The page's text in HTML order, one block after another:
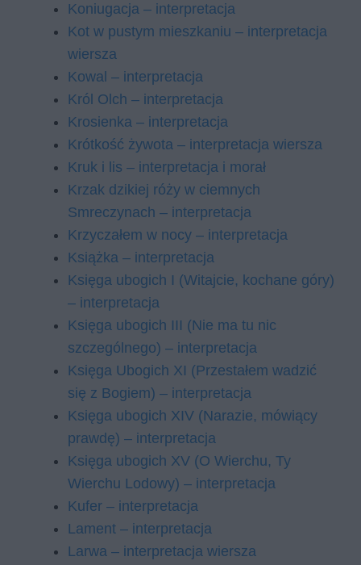
Koniugacja – interpretacja
Kot w pu­stym miesz­ka­niu – interpretacja
wiersza
Kowal – interpretacja
Król Olch – interpretacja
Krosienka – interpretacja
Krótkość żywota – interpretacja wiersza
Kruk i lis – interpretacja i morał
Krzak dzikiej róży w ciemnych
Smreczynach – interpretacja
Krzyczałem w nocy – interpretacja
Książka – interpretacja
Księga ubogich I (Wi­taj­cie, ko­cha­ne góry)
– interpretacja
Księga ubogich III (Nie ma tu nic
szczególnego) – interpretacja
Księga Ubogich XI (Przestałem wadzić
się z Bogiem) – interpretacja
Księga ubogich XIV (Narazie, mówiący
prawdę) – interpretacja
Księga ubogich XV (O Wierchu, Ty
Wierchu Lodowy) – interpretacja
Kufer – interpretacja
Lament – interpretacja
Larwa – interpretacja wiersza